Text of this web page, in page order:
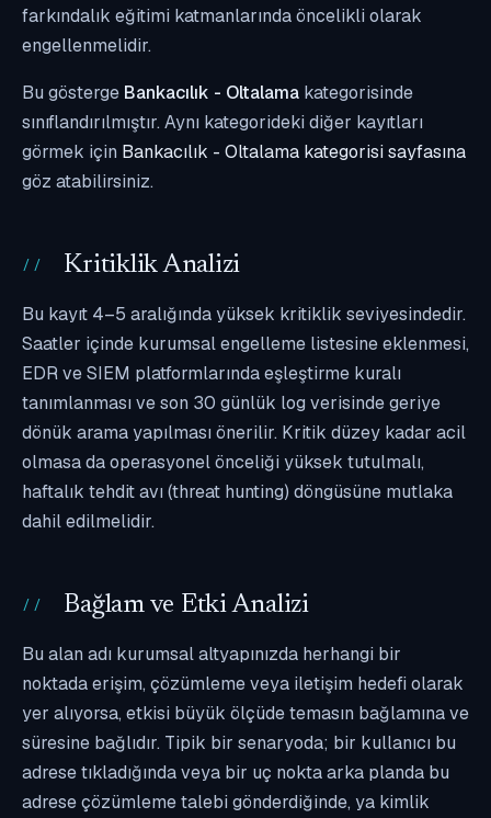
farkındalık eğitimi katmanlarında öncelikli olarak
engellenmelidir.
Bu gösterge Bankacılık - Oltalama kategorisinde
sınıflandırılmıştır. Aynı kategorideki diğer kayıtları
görmek için Bankacılık - Oltalama kategorisi sayfasına
göz atabilirsiniz.
Kritiklik Analizi
Bu kayıt 4–5 aralığında yüksek kritiklik seviyesindedir.
Saatler içinde kurumsal engelleme listesine eklenmesi,
EDR ve SIEM platformlarında eşleştirme kuralı
tanımlanması ve son 30 günlük log verisinde geriye
dönük arama yapılması önerilir. Kritik düzey kadar acil
olmasa da operasyonel önceliği yüksek tutulmalı,
haftalık tehdit avı (threat hunting) döngüsüne mutlaka
dahil edilmelidir.
Bağlam ve Etki Analizi
Bu alan adı kurumsal altyapınızda herhangi bir
noktada erişim, çözümleme veya iletişim hedefi olarak
yer alıyorsa, etkisi büyük ölçüde temasın bağlamına ve
süresine bağlıdır. Tipik bir senaryoda; bir kullanıcı bu
adrese tıkladığında veya bir uç nokta arka planda bu
adrese çözümleme talebi gönderdiğinde, ya kimlik